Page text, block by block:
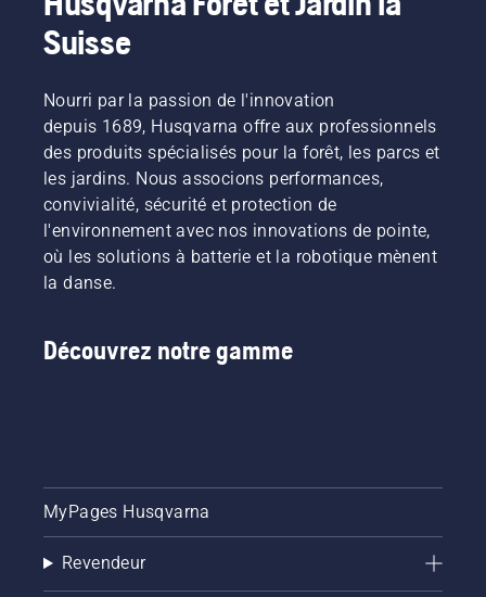
de
s'assurer
qu'elle se
autour
du
guide-
chaîne
sans
friction.
Cela
prolonge
la durée
chaîne et
de la
courte
vidéo
pour
savoir
conditions
vidangée
de deux
façons
dans
cette
vidéo.
Suisse
Nourri par la passion de l'innovation
depuis 1689, Husqvarna offre aux professionnels
des produits spécialisés pour la forêt, les parcs et
les jardins. Nous associons performances,
convivialité, sécurité et protection de
l'environnement avec nos innovations de pointe,
où les solutions à batterie et la robotique mènent
la danse.
Découvrez notre gamme
MyPages Husqvarna
Revendeur